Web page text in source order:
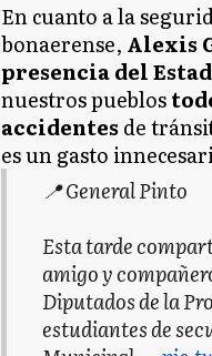
En cuanto a la
bonaerense, Alexis
presencia del
nuestros pueblos
accidentesde
es un gasto
📍 General Pinto
Esta tarde
amigo y
Diputados de la
estudiantes de